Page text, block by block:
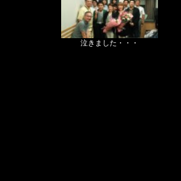
泣きました・・・